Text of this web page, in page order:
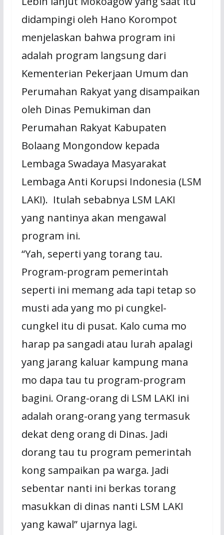
didampingi oleh Hano Korompot
menjelaskan bahwa program ini
adalah program langsung dari
Kementerian Pekerjaan Umum dan
Perumahan Rakyat yang disampaikan
oleh Dinas Pemukiman dan
Perumahan Rakyat Kabupaten
Bolaang Mongondow kepada
Lembaga Swadaya Masyarakat
Lembaga Anti Korupsi Indonesia (LSM
LAKI). Itulah sebabnya LSM LAKI
yang nantinya akan mengawal
program ini.
“Yah, seperti yang torang tau.
Program-program pemerintah
seperti ini memang ada tapi tetap so
musti ada yang mo pi cungkel-
cungkel itu di pusat. Kalo cuma mo
harap pa sangadi atau lurah apalagi
yang jarang kaluar kampung mana
mo dapa tau tu program-program
bagini. Orang-orang di LSM LAKI ini
adalah orang-orang yang termasuk
dekat deng orang di Dinas. Jadi
dorang tau tu program pemerintah
kong sampaikan pa warga. Jadi
sebentar nanti ini berkas torang
masukkan di dinas nanti LSM LAKI
yang kawal” ujarnya lagi.